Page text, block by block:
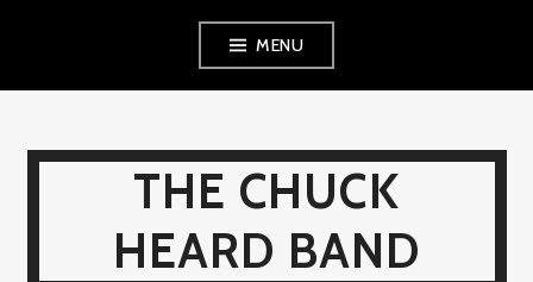
MENU
THE CHUCK
HEARD BAND